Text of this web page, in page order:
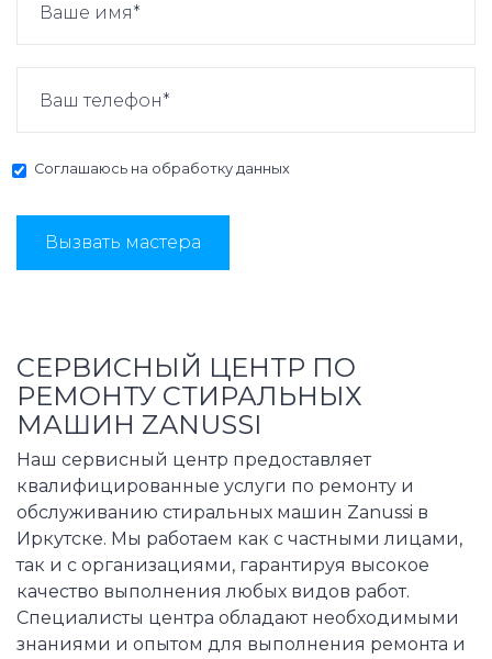
Соглашаюсь на обработку данных
Вызвать мастера
СЕРВИСНЫЙ ЦЕНТР ПО
РЕМОНТУ СТИРАЛЬНЫХ
МАШИН ZANUSSI
Наш сервисный центр предоставляет
квалифицированные услуги по ремонту и
обслуживанию стиральных машин Zanussi в
Иркутске. Мы работаем как с частными лицами,
так и с организациями, гарантируя высокое
качество выполнения любых видов работ.
Специалисты центра обладают необходимыми
знаниями и опытом для выполнения ремонта и